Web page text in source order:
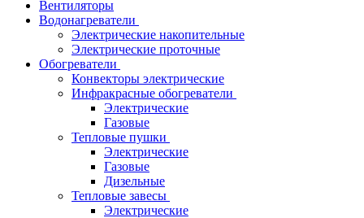
Вентиляторы
Водонагреватели
Электрические накопительные
Электрические проточные
Обогреватели
Конвекторы электрические
Инфракрасные обогреватели
Электрические
Газовые
Тепловые пушки
Электрические
Газовые
Дизельные
Тепловые завесы
Электрические